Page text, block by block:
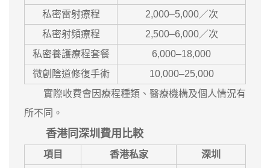
私密雷射療程
2,000–5,000／次
私密射頻療程
2,500–6,000／次
私密養護療程套餐
6,000–18,000
微創陰道修復手術
10,000–25,000
實際收費會因療程種類、醫療機構及個人情況有
所不同。
香港同深圳費用比較
項目 香港私家 深圳